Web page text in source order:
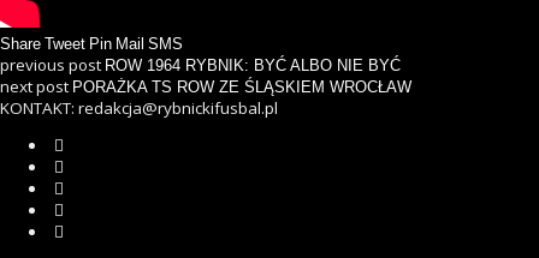
Share Tweet Pin Mail SMS
previous post ROW 1964 RYBNIK: BYĆ ALBO NIE BYĆ
next post PORAŻKA TS ROW ZE ŚLĄSKIEM WROCŁAW
KONTAKT: redakcja@rybnickifusbal.pl